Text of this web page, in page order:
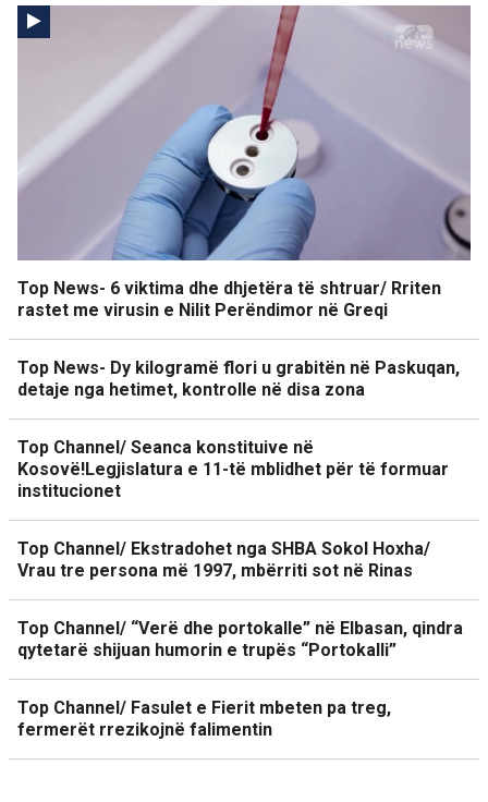
Top News- 6 viktima dhe dhjetëra të shtruar/ Rriten
rastet me virusin e Nilit Perëndimor në Greqi
Top News- Dy kilogramë flori u grabitën në Paskuqan,
detaje nga hetimet, kontrolle në disa zona
Top Channel/ Seanca konstituive në
Kosovë!Legjislatura e 11-të mblidhet për të formuar
institucionet
Top Channel/ Ekstradohet nga SHBA Sokol Hoxha/
Vrau tre persona më 1997, mbërriti sot në Rinas
Top Channel/ “Verë dhe portokalle” në Elbasan, qindra
qytetarë shijuan humorin e trupës “Portokalli”
Top Channel/ Fasulet e Fierit mbeten pa treg,
fermerët rrezikojnë falimentin